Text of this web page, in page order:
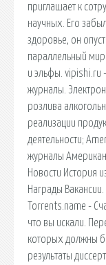
приглашает к
научных. Его
здоровье, он
параллельный
и эльфы. vipishi.ru -
журналы.
розлива
реализации
деятельности;
журналы
Новости История
Награды
Torrents.name -
что вы искали.
которых должны
результаты